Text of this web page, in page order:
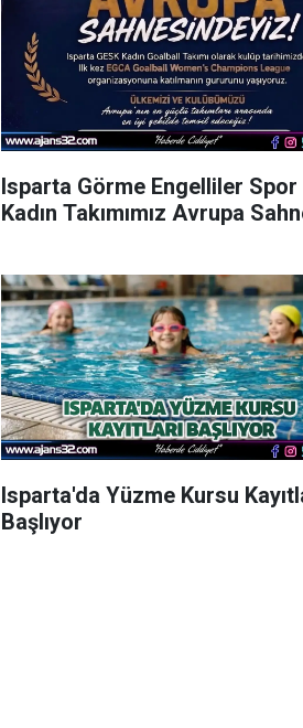
Isparta Görme Engelliler Spor
Kadın Takımımız Avrupa
Isparta'da Yüzme Kursu
Başlıyor